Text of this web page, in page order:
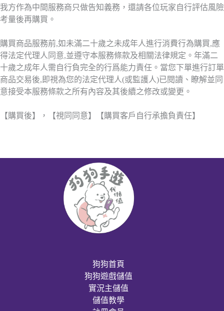
我方作為中間服務商只做告知義務，還請各位玩家自行評估風險
考量後再購買。
購買商品服務前,如未滿二十歲之未成年人進行消費行為購買,應
得法定代理人同意,並遵守本服務條款及相關法律規定。年滿二
十歲之成年人需自行負完全的行爲能力責任。當您下單進行訂單
商品交易後,即視為您的法定代理人(或監護人)已閱讀、瞭解並同
意接受本服務條款之所有內容及其後續之修改或變更。
【購買後】，【視同同意】【購買客戶自行承擔負責任】
狗狗首頁
狗狗遊戲儲值
實況主儲值
儲值教學